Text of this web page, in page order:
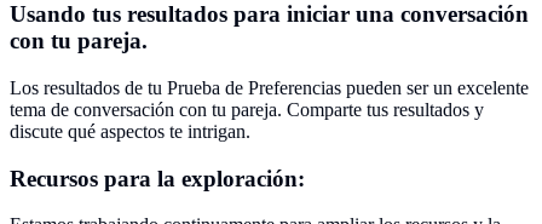
Usando tus resultados para iniciar una conversación
con tu pareja.
Los resultados de tu Prueba de Preferencias pueden ser un excelente
tema de conversación con tu pareja. Comparte tus resultados y
discute qué aspectos te intrigan.
Recursos para la exploración: